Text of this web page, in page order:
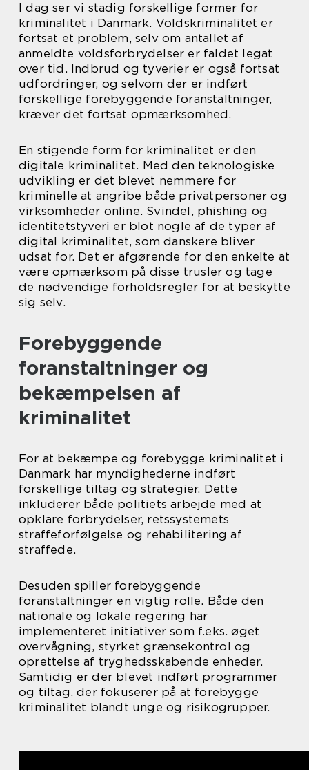
I dag ser vi stadig forskellige former for
kriminalitet i Danmark. Voldskriminalitet er
fortsat et problem, selv om antallet af
anmeldte voldsforbrydelser er faldet legat
over tid. Indbrud og tyverier er også fortsat
udfordringer, og selvom der er indført
forskellige forebyggende foranstaltninger,
kræver det fortsat opmærksomhed.
En stigende form for kriminalitet er den
digitale kriminalitet. Med den teknologiske
udvikling er det blevet nemmere for
kriminelle at angribe både privatpersoner og
virksomheder online. Svindel, phishing og
identitetstyveri er blot nogle af de typer af
digital kriminalitet, som danskere bliver
udsat for. Det er afgørende for den enkelte at
være opmærksom på disse trusler og tage
de nødvendige forholdsregler for at beskytte
sig selv.
Forebyggende
foranstaltninger og
bekæmpelsen af
kriminalitet
For at bekæmpe og forebygge kriminalitet i
Danmark har myndighederne indført
forskellige tiltag og strategier. Dette
inkluderer både politiets arbejde med at
opklare forbrydelser, retssystemets
straffeforfølgelse og rehabilitering af
straffede.
Desuden spiller forebyggende
foranstaltninger en vigtig rolle. Både den
nationale og lokale regering har
implementeret initiativer som f.eks. øget
overvågning, styrket grænsekontrol og
oprettelse af tryghedsskabende enheder.
Samtidig er der blevet indført programmer
og tiltag, der fokuserer på at forebygge
kriminalitet blandt unge og risikogrupper.